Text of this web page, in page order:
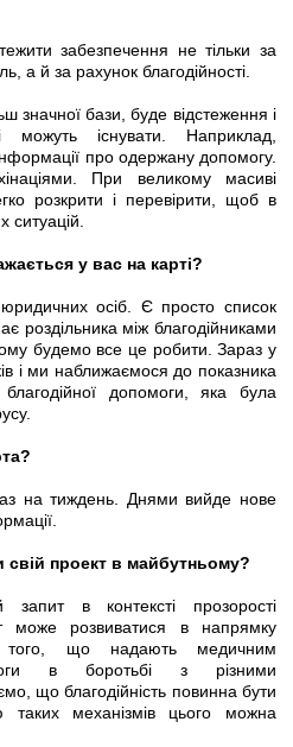
забезпечення не тільки за
а й за рахунок благодійності.
значної бази, буде відстеження і
можуть існувати. Наприклад,
про одержану допомогу.
При великому масиві
розкрити і перевірити, щоб в
ситуацій.
у вас на карті?
осіб. Є просто список
роздільника між благодійниками
будемо все це робити. Зараз у
і ми наближаємося до показника
допомоги, яка була
на тиждень. Днями вийде нове
проект в майбутньому?
в контексті прозорості
може розвиватися в напрямку
того, що надають медичним
в боротьбі з різними
що благодійність повинна бути
механізмів цього можна